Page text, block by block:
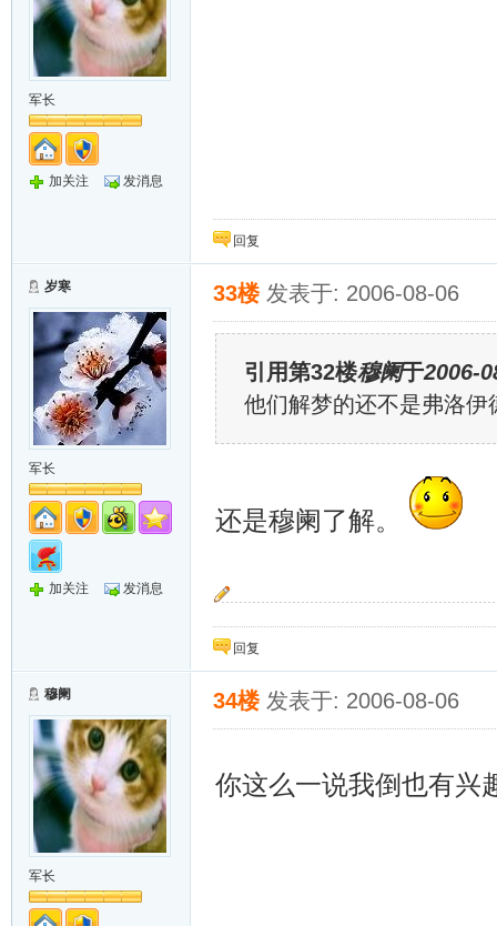
军长
加关注 发消息
回复
岁寒
军长
加关注 发消息
33楼 发表于: 2006-08-06
引用第32楼穆阑于2006-
他们解梦的还不是弗洛
还是穆阑了解。
“按预定计划，岁寒只能把大家送到这里，她
回复
穆阑
军长
34楼 发表于: 2006-08-06
你这么一说我倒也有兴